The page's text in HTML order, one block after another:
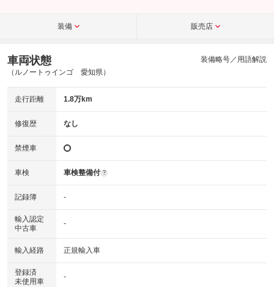
装備 販売店
車両状態
（ルノートゥインゴ 愛知県）
装備略号／用語解説
走行距離 1.8万km
修復歴 なし
禁煙車
車検 車検整備付 ?
記録簿 -
輸入認定
中古車
-
輸入経路 正規輸入車
登録済
未使用車
-